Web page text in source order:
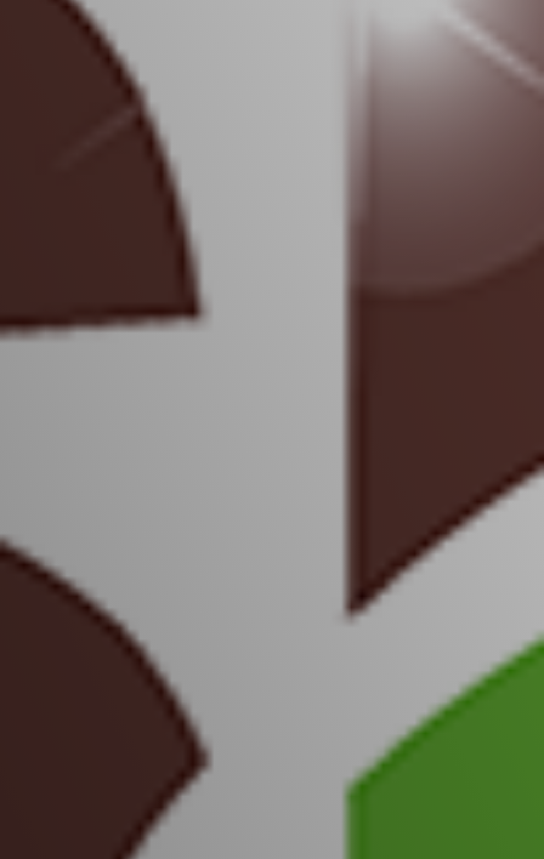
Opleidingen
Werkgevers
Vacature-alert
Bewaarde vacatures